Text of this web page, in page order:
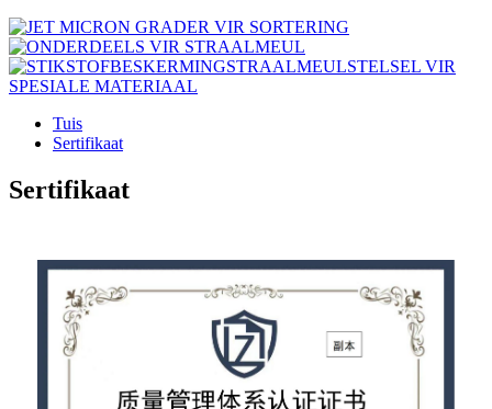
Tuis
Sertifikaat
Sertifikaat